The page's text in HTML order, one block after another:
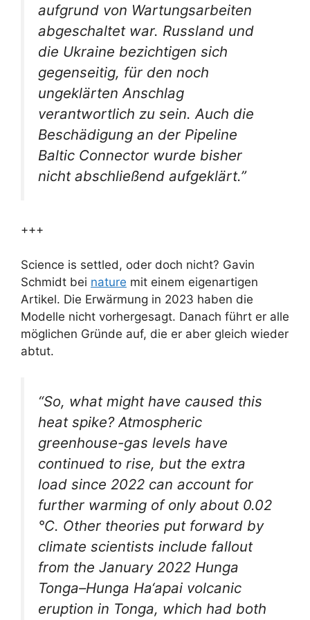
aufgrund von Wartungsarbeiten
abgeschaltet war. Russland und
die Ukraine bezichtigen sich
gegenseitig, für den noch
ungeklärten Anschlag
verantwortlich zu sein. Auch die
Beschädigung an der Pipeline
Baltic Connector wurde bisher
nicht abschließend aufgeklärt.”
+++
Science is settled, oder doch nicht? Gavin
Schmidt bei nature mit einem eigenartigen
Artikel. Die Erwärmung in 2023 haben die
Modelle nicht vorhergesagt. Danach führt er alle
möglichen Gründe auf, die er aber gleich wieder
abtut.
“So, what might have caused this
heat spike? Atmospheric
greenhouse-gas levels have
continued to rise, but the extra
load since 2022 can account for
further warming of only about 0.02
°C. Other theories put forward by
climate scientists include fallout
from the January 2022 Hunga
Tonga–Hunga Ha‘apai volcanic
eruption in Tonga, which had both